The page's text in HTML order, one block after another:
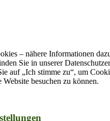
– nähere Informationen
Sie in unserer
auf „Ich stimme zu“, um
besuchen zu können.